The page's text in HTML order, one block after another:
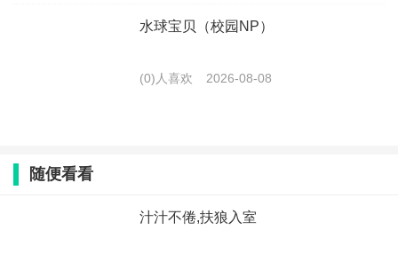
水球宝贝（校园NP）
(0)人喜欢 2026-08-08
随便看看
汁汁不倦,扶狼入室